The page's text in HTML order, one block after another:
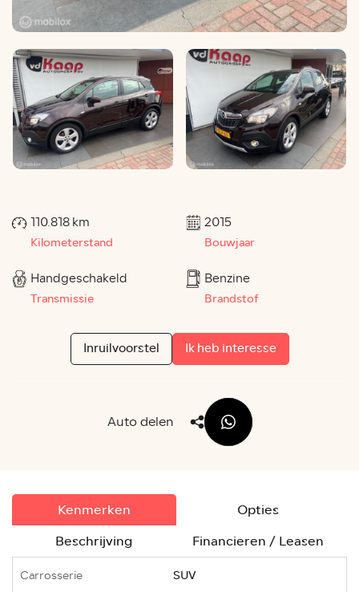
110.818 km
Kilometerstand
2015
Bouwjaar
Handgeschakeld
Transmissie
Benzine
Brandstof
Inruilvoorstel Ik heb interesse
Auto delen
Kenmerken
Opties
Beschrijving
Financieren / Leasen
Carrosserie SUV